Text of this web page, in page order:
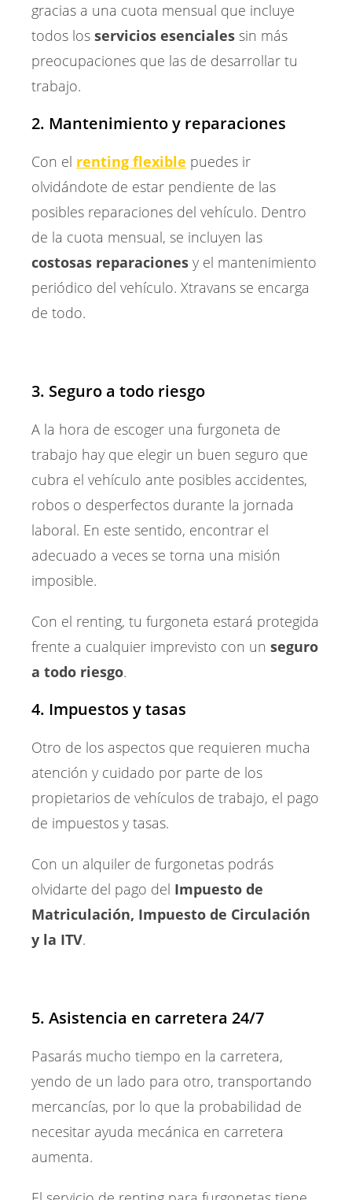
gracias a una cuota mensual que incluye
todos los servicios esenciales sin más
preocupaciones que las de desarrollar tu
trabajo.
2. Mantenimiento y reparaciones
Con el renting flexible puedes ir
olvidándote de estar pendiente de las
posibles reparaciones del vehículo. Dentro
de la cuota mensual, se incluyen las
costosas reparaciones y el mantenimiento
periódico del vehículo. Xtravans se encarga
de todo.
3. Seguro a todo riesgo
A la hora de escoger una furgoneta de
trabajo hay que elegir un buen seguro que
cubra el vehículo ante posibles accidentes,
robos o desperfectos durante la jornada
laboral. En este sentido, encontrar el
adecuado a veces se torna una misión
imposible.
Con el renting, tu furgoneta estará protegida
frente a cualquier imprevisto con un seguro
a todo riesgo.
4. Impuestos y tasas
Otro de los aspectos que requieren mucha
atención y cuidado por parte de los
propietarios de vehículos de trabajo, el pago
de impuestos y tasas.
Con un alquiler de furgonetas podrás
olvidarte del pago del Impuesto de
Matriculación, Impuesto de Circulación
y la ITV.
5. Asistencia en carretera 24/7
Pasarás mucho tiempo en la carretera,
yendo de un lado para otro, transportando
mercancías, por lo que la probabilidad de
necesitar ayuda mecánica en carretera
aumenta.